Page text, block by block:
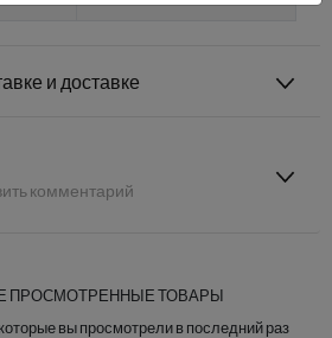
и доставке
комментарий
ПРОСМОТРЕННЫЕ ТОВАРЫ
вы просмотрели в последний раз